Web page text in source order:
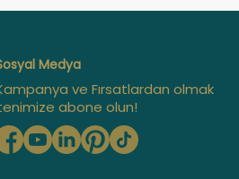
Medya
ve Fırsatlardan olmak
abone olun!